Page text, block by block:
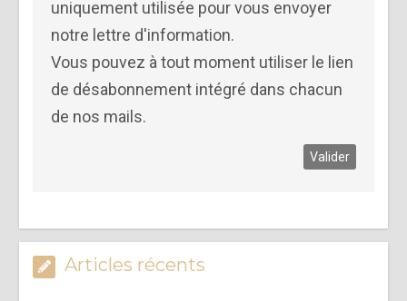
uniquement utilisée pour vous envoyer
notre lettre d'information.
Vous pouvez à tout moment utiliser le lien
de désabonnement intégré dans chacun
de nos mails.
Articles récents